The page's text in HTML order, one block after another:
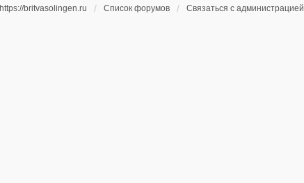
https://britvasolingen.ru Список форумов Связаться с администрацией